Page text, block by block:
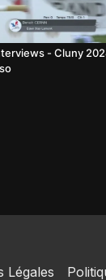
- Cluny
Légales